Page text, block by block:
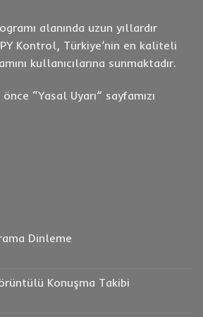
alanında uzun yıllardır
Kontrol, Türkiye’nin en kaliteli
kullanıcılarına sunmaktadır.
“Yasal Uyarı” sayfamızı
Dinleme
Konuşma Takibi